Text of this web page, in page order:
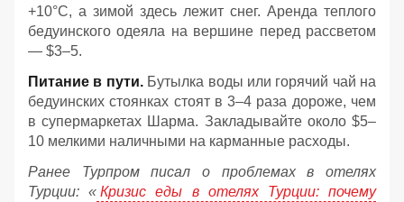
+10°C, а зимой здесь лежит снег. Аренда теплого
бедуинского одеяла на вершине перед рассветом
— $3–5.
Питание в пути.Бутылка воды или горячий чай на
бедуинских стоянках стоят в 3–4 раза дороже, чем
в супермаркетах Шарма. Закладывайте около $5–
10 мелкими наличными на карманные расходы.
Ранее Турпром писал о проблемах в отелях
Турции: « Кризис еды в отелях Турции: почему